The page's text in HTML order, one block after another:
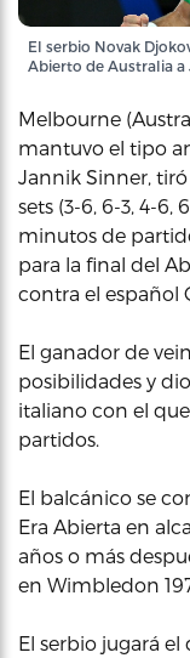
El serbio Novak
Abierto de Australia a
Melbourne
mantuvo el tipo
Jannik Sinner,
sets (3-6, 6-3, 4-6,
minutos de
para la final del
contra el español
El ganador de
posibilidades y
italiano con el
partidos.
El balcánico se
Era Abierta en
años o más
en Wimbledon
El serbio jugará